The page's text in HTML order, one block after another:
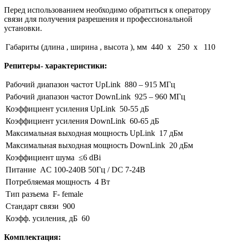
Перед использованием необходимо обратиться к оператору
связи для получения разрешения и профессиональной
установки.
Габариты (длина , ширина , высота ), мм 440 x 250 x 110
Репитеры- характеристики:
Рабочий диапазон частот UpLink 880 – 915 МГц
Рабочий диапазон частот DownLink 925 – 960 МГц
Коэффициент усиления UpLink 50-55 дБ
Коэффициент усиления DownLink 60-65 дБ
Максимальная выходная мощность UpLink 17 дБм
Максимальная выходная мощность DownLink 20 дБм
Коэффициент шума ≤6 dBi
Питание AC 100-240В 50Гц / DC 7-24В
Потребляемая мощность 4 Вт
Тип разъема F- female
Стандарт связи 900
Коэфф. усиления, дБ 60
Комплектация: